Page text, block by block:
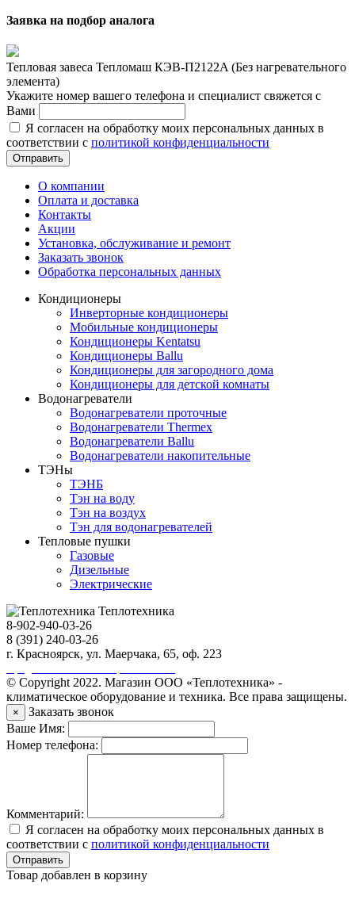
Заявка на подбор аналога
Тепловая завеса Тепломаш КЭВ-П2122A (Без нагревательного
элемента)
Укажите номер вашего телефона и специалист свяжется с
Вами
Я согласен на обработку моих персональных данных в
соответствии с политикой конфиденциальности
Отправить
О компании
Оплата и доставка
Контакты
Акции
Установка, обслуживание и ремонт
Заказать звонок
Обработка персональных данных
Кондиционеры
Инверторные кондиционеры
Мобильные кондиционеры
Кондиционеры Kentatsu
Кондиционеры Ballu
Кондиционеры для загородного дома
Кондиционеры для детской комнаты
Водонагреватели
Водонагреватели проточные
Водонагреватели Thermex
Водонагреватели Ballu
Водонагреватели накопительные
ТЭНы
ТЭНБ
Тэн на воду
Тэн на воздух
Тэн для водонагревателей
Тепловые пушки
Газовые
Дизельные
Электрические
Теплотехника
8-902-940-03-26
8 (391) 240-03-26
г. Красноярск, ул. Маерчака, 65, оф. 223
© Copyright 2022. Магазин ООО «Теплотехника» -
климатическое оборудование и техника. Все права защищены.
×
Заказать звонок
Ваше Имя:
Номер телефона:
Комментарий:
Я согласен на обработку моих персональных данных в
соответствии с политикой конфиденциальности
Отправить
Товар добавлен в корзину